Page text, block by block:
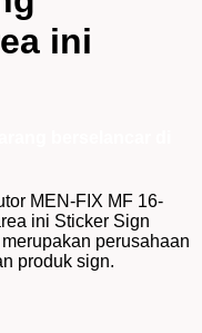
ini
MEN-FIX MF 16-
ini Sticker Sign
perusahaan
produk sign.